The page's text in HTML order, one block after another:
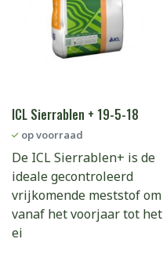
ICL Sierrablen + 19-5-18
op voorraad
De ICL Sierrablen+ is de
ideale gecontroleerd
vrijkomende meststof om
vanaf het voorjaar tot het
ei